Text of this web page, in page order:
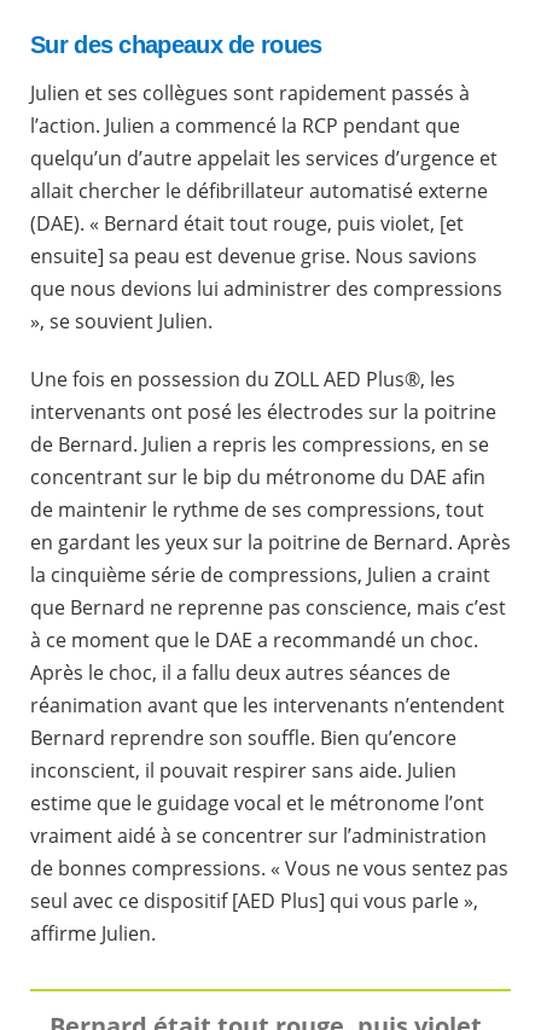
Sur des chapeaux de roues
Julien et ses collègues sont rapidement passés à
l’action. Julien a commencé la RCP pendant que
quelqu’un d’autre appelait les services d’urgence et
allait chercher le défibrillateur automatisé externe
(DAE). « Bernard était tout rouge, puis violet, [et
ensuite] sa peau est devenue grise. Nous savions
que nous devions lui administrer des compressions
», se souvient Julien.
Une fois en possession du ZOLL AED Plus®, les
intervenants ont posé les électrodes sur la poitrine
de Bernard. Julien a repris les compressions, en se
concentrant sur le bip du métronome du DAE afin
de maintenir le rythme de ses compressions, tout
en gardant les yeux sur la poitrine de Bernard. Après
la cinquième série de compressions, Julien a craint
que Bernard ne reprenne pas conscience, mais c’est
à ce moment que le DAE a recommandé un choc.
Après le choc, il a fallu deux autres séances de
réanimation avant que les intervenants n’entendent
Bernard reprendre son souffle. Bien qu’encore
inconscient, il pouvait respirer sans aide. Julien
estime que le guidage vocal et le métronome l’ont
vraiment aidé à se concentrer sur l’administration
de bonnes compressions. « Vous ne vous sentez pas
seul avec ce dispositif [AED Plus] qui vous parle »,
affirme Julien.